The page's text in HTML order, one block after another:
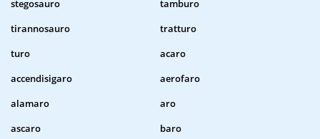
stegosauro
tamburo
tirannosauro
tratturo
turo
acaro
accendisigaro
aerofaro
alamaro
aro
ascaro
baro